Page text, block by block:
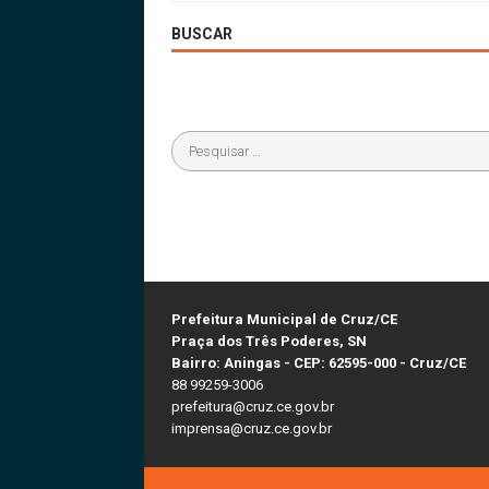
BUSCAR
Prefeitura Municipal de Cruz/CE
Praça dos Três Poderes, SN
Bairro: Aningas - CEP: 62595-000 - Cruz/CE
88 99259-3006
prefeitura@cruz.ce.gov.br
imprensa@cruz.ce.gov.br